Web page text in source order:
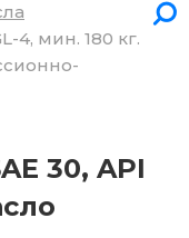
4, мин. 180 кг.
30, API